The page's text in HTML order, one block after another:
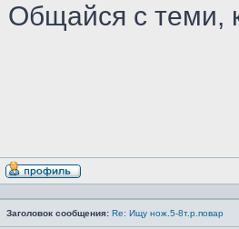
Общайся с теми,
Заголовок сообщения: Re: Ищу нож.5-8т.р.повар